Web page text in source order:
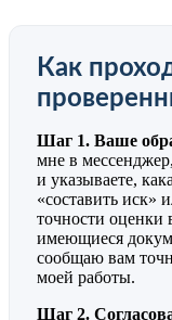
Как
Шаг 1. Ваше
мне в
и указываете,
«составить иск»
точности оценки
имеющиеся
сообщаю вам
моей работы.
Шаг 2.